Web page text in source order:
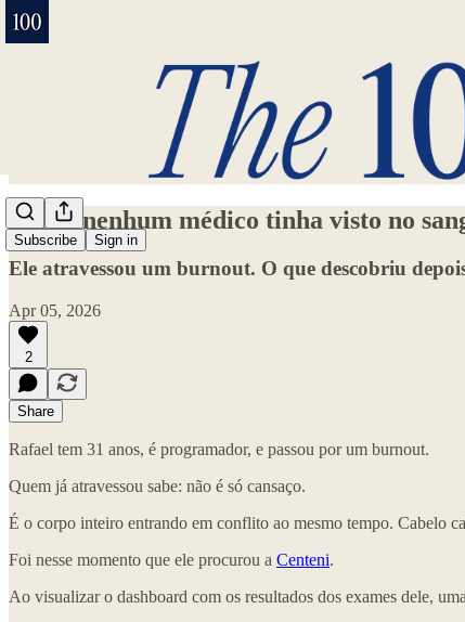
Subscribe Sign in
O que nenhum médico tinha visto no
Ele atravessou um burnout. O que descobriu
Apr 05, 2026
2
Share
Rafael tem 31 anos, é programador, e passou por um burnout.
Quem já atravessou sabe: não é só cansaço.
É o corpo inteiro entrando em conflito ao mesmo tempo. Cabelo
Foi nesse momento que ele procurou a Centeni.
Ao visualizar o dashboard com os resultados dos exames dele,